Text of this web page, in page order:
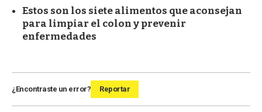
Estos son los siete alimentos que aconsejan
para limpiar el colon y prevenir
enfermedades
¿Encontraste un error? Reportar